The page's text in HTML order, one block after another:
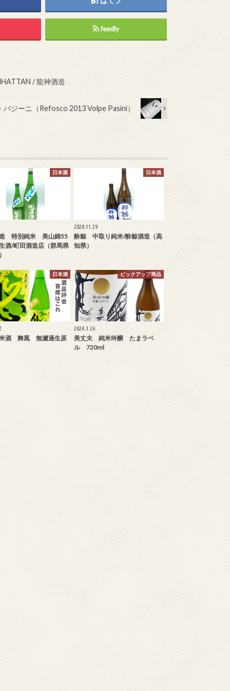
feedly
/ 龍神酒造
ジーニ（Refosco 2013 Volpe Pasini）
日本酒
特別純米 美山錦55
酒/町田酒造店（群馬県
日本酒
2020.11.29
酔鯨 中取り純米/酔鯨酒造（高
知県）
日本酒
酒 舞風 無濾過生原
ピックアップ商品
2024.3.26
美丈夫 純米吟醸 たまラベ
ル 720ml